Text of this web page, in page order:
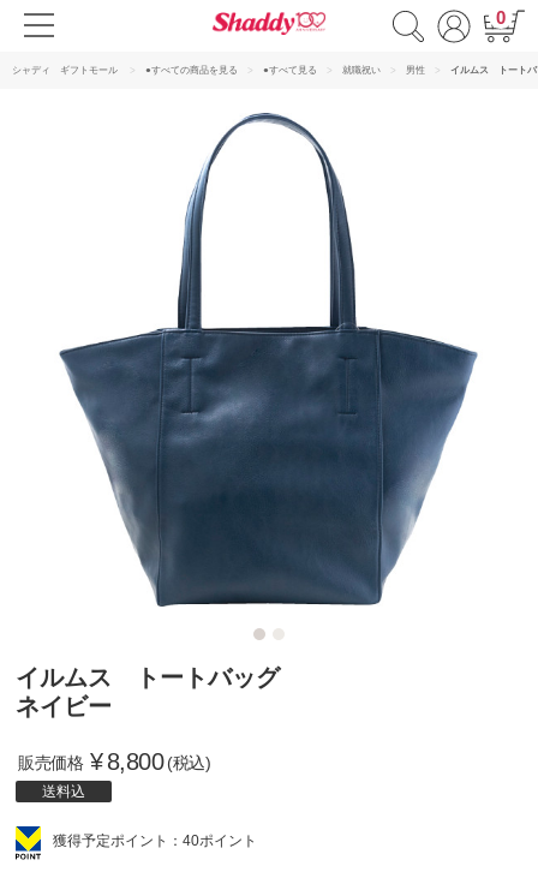
0
シャディ ギフトモール ●すべての商品を見る ●すべて見る 就職祝い 男性 イルムス トートバ
イルムス トートバッグ
ネイビー
販売価格 ¥8,800 (税込)
送料込
獲得予定ポイント：40ポイント